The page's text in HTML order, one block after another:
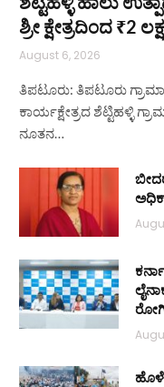
ಶ್ರೀ ಕ್ಷೇತ್ರದಿಂದ ₹2
August 6, 2026
ತಿಪಟೂರು: ತಿಪಟೂರು
ಕಾರ್ಯಕ್ಷೇತ್ರದ ಶೆಟ್ಟಿಹಳ್ಳಿ
ನೂತನ…